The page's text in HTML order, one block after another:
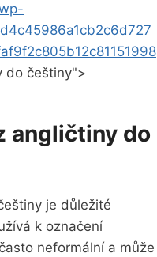
do češtiny">
angličtiny do
je důležité
k označení
neformální a může